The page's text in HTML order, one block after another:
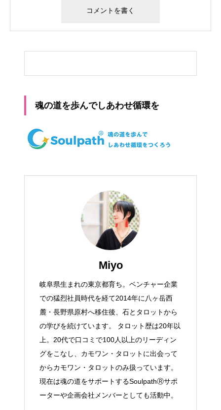
魂の道を歩んでしあわせ循環を
Miyo
岐阜県生まれの東京都育ち。ベンチャー企業
での猛烈社員時代を経て2014年に八ヶ岳西
麓・長野県原村へ移住後、石とタロットから
の学びを続けています。 タロット歴は20年以
上。20代で口コミで100人以上のリーディン
グをこなし、カモワン・タロットに出会って
からカモワン・タロットのみ扱っています。
現在は魂の道をサポートするSoulpathⓇサポ
ーターや企画会社メンバーとしても活動中。